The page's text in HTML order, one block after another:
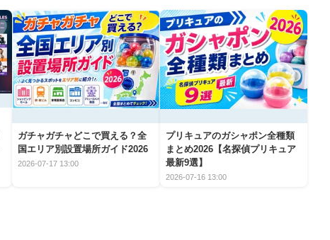
ガチャガチャどこで買える？全
国エリア別設置場所ガイド2026
2026-07-17 13:00
プリキュアのガシャポン全種類
まとめ2026【名探偵プリキュア
最新9選】
2026-07-16 13:00